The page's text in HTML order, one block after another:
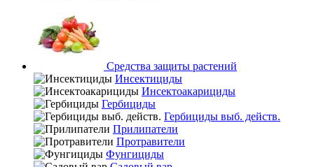
Средства защиты растений
Инсектициды
Инсектоакарициды
Гербициды
Гербициды выб. действ.
Прилипатели
Протравители
Фунгициды